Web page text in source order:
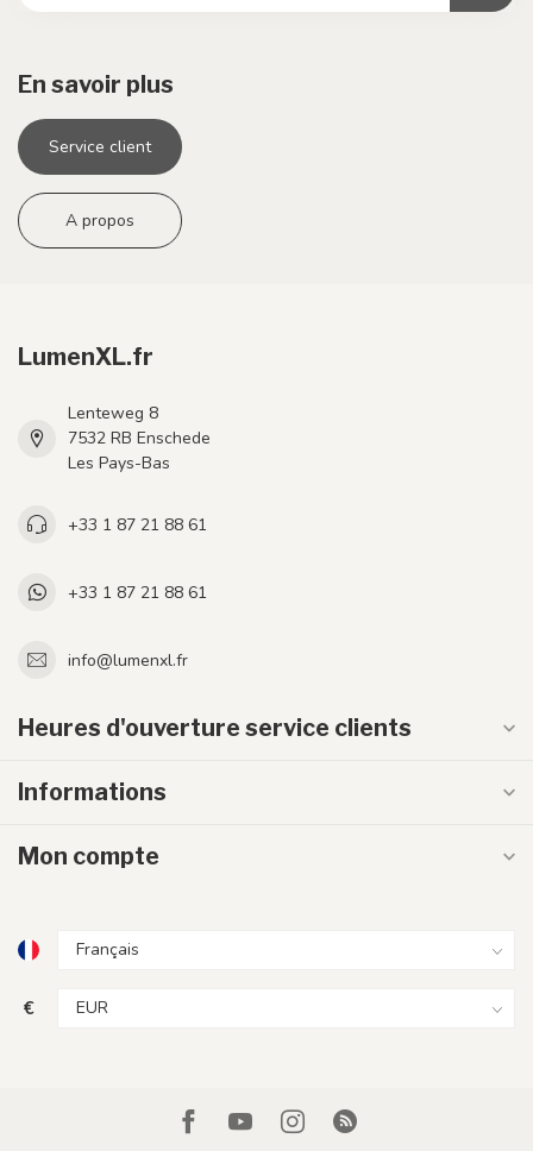
En savoir plus
Service client
A propos
LumenXL.fr
Lenteweg 8
7532 RB Enschede
Les Pays-Bas
+33 1 87 21 88 61
+33 1 87 21 88 61
info@lumenxl.fr
Heures d'ouverture service clients
Informations
Mon compte
€